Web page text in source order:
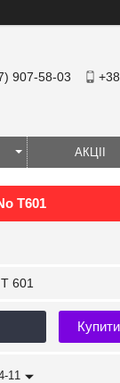
907-58-03
АКЦІІ
Т601
T 601
11